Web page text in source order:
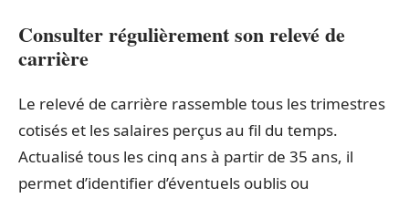
Consulter régulièrement son relevé de
carrière
Le relevé de carrière rassemble tous les trimestres
cotisés et les salaires perçus au fil du temps.
Actualisé tous les cinq ans à partir de 35 ans, il
permet d’identifier d’éventuels oublis ou